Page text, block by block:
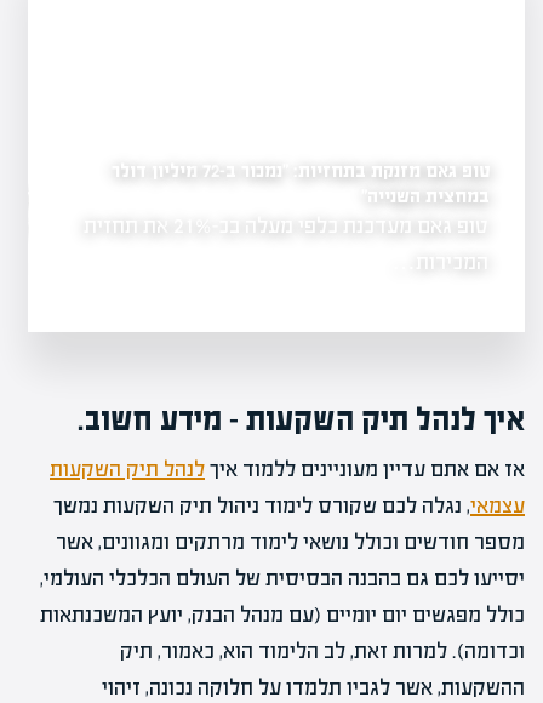
הדבר
טופ גאם מזנקת בתחזיות: "נמכור ב-72 מיליון דולר
במחצית השנייה"
טופ גאם מעדכנת כלפי מעלה בכ-21% את תחזית
המכירות…
רימון נכנסת
איך לנהל תיק השקעות – מידע חשוב.
אז אם אתם עדיין מעוניינים ללמוד איךלנהל תיק השקעות
עצמאי, נגלה לכם שקורס לימוד ניהול תיק השקעות נמשך
מספר חודשים וכולל נושאי לימוד מרתקים ומגוונים, אשר
יסייעו לכם גם בהבנה הבסיסית של העולם הכלכלי העולמי,
כולל מפגשים יום יומיים (עם מנהל הבנק, יועץ המשכנתאות
וכדומה). למרות זאת, לב הלימוד הוא, כאמור, תיק
ההשקעות, אשר לגביו תלמדו על חלוקה נכונה, זיהוי